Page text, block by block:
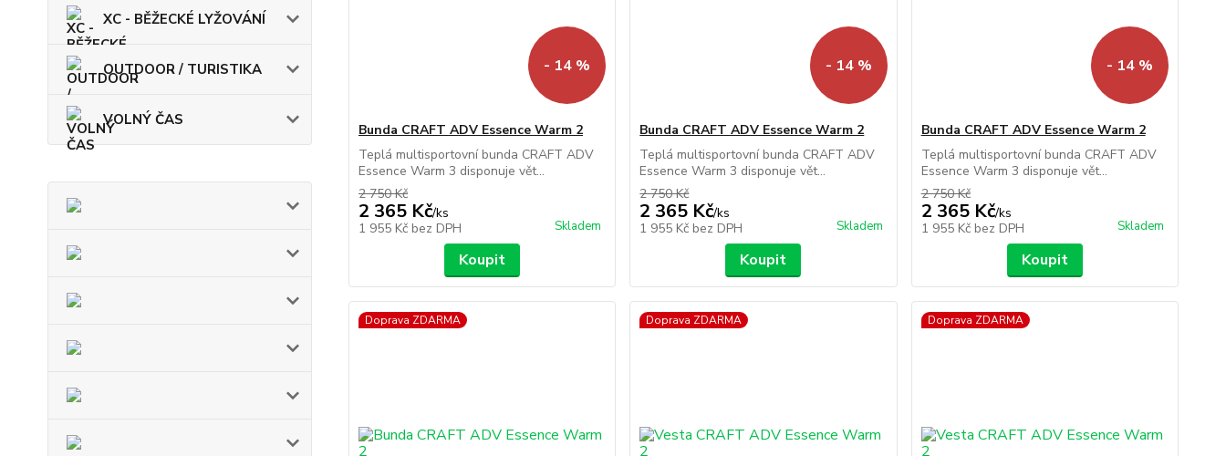
XC - BĚŽECKÉ LYŽOVÁNÍ
OUTDOOR / TURISTIKA
VOLNÝ ČAS
- 14 %
Bunda CRAFT ADV Essence Warm 2
Teplá multisportovní bunda CRAFT ADV
Essence Warm 3 disponuje vět...
2 750 Kč
2 365 Kč/ks
1 955 Kč bez DPH Skladem
Koupit
- 14 %
Bunda CRAFT ADV Essence Warm 2
Teplá multisportovní bunda CRAFT ADV
Essence Warm 3 disponuje vět...
2 750 Kč
2 365 Kč/ks
1 955 Kč bez DPH Skladem
Koupit
- 14 %
Bunda CRAFT ADV Essence Warm 2
Teplá multisportovní bunda CRAFT ADV
Essence Warm 3 disponuje vět...
2 750 Kč
2 365 Kč/ks
1 955 Kč bez DPH Skladem
Koupit
Doprava ZDARMA Doprava ZDARMA Doprava ZDARMA